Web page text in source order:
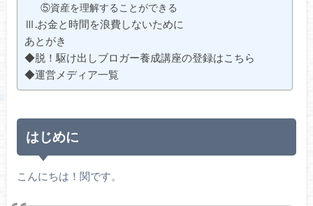
⑤資産を理解することができる
Ⅲ.お金と時間を浪費しないために
あとがき
◆脱！駆け出しブロガー養成講座の登録はこちら
◆運営メディア一覧
はじめに
こんにちは！関です。